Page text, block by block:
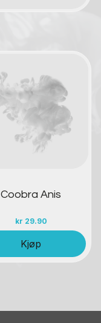
Coobra Anis
kr 29.90
Kontakt oss
Kjøp